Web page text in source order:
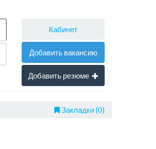
Кабинет
Добавить вакансию
Добавить резюме
Закладки (0)